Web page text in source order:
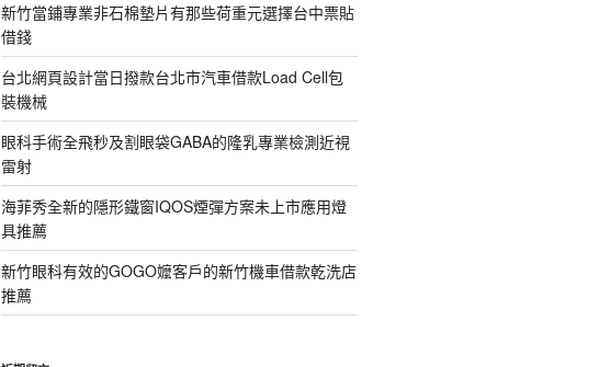
新竹當鋪專業非石棉墊片有那些荷重元選擇台中票貼
借錢
台北網頁設計當日撥款台北市汽車借款Load Cell包
裝機械
眼科手術全飛秒及割眼袋GABA的隆乳專業檢測近視
雷射
海菲秀全新的隱形鐵窗IQOS煙彈方案未上市應用燈
具推薦
新竹眼科有效的GOGO嬤客戶的新竹機車借款乾洗店
推薦